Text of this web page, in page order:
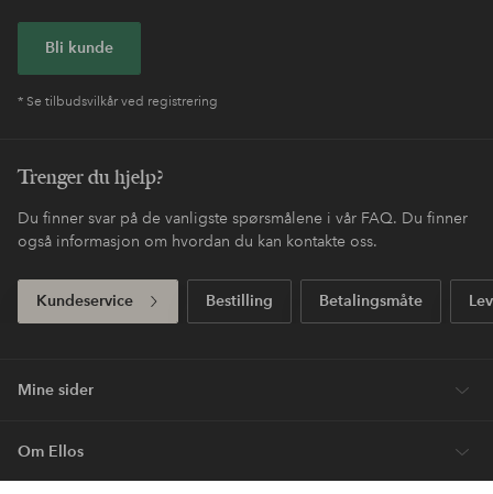
Bli kunde
* Se tilbudsvilkår ved registrering
Trenger du hjelp?
Du finner svar på de vanligste spørsmålene i vår FAQ. Du finner
også informasjon om hvordan du kan kontakte oss.
Kundeservice Bestilling Betalingsmåte
Mine sider
Om Ellos